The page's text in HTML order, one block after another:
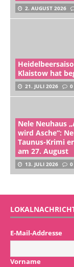
2. AUGUST 2026
Klaistow hat
21. JULI 2026 0
Nele Neuhaus
wird Asche“:
Taunus-Krimi
am 27. August
13. JULI 2026 0
E-Mail-Addresse
Vorname